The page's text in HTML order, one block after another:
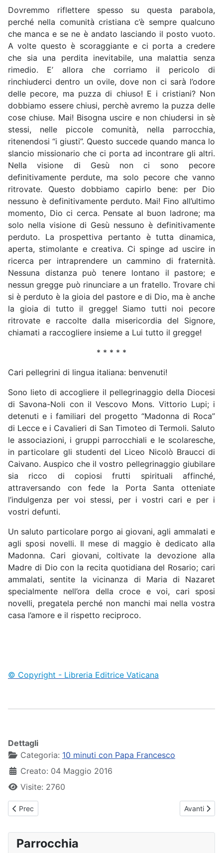
Dovremmo riflettere spesso su questa parabola,
perché nella comunità cristiana c’è sempre qualcuno
che manca e se ne è andato lasciando il posto vuoto.
A volte questo è scoraggiante e ci porta a credere
che sia una perdita inevitabile, una malattia senza
rimedio. E’ allora che corriamo il pericolo di
rinchiuderci dentro un ovile, dove non ci sarà l’odore
delle pecore, ma puzza di chiuso! E i cristiani? Non
dobbiamo essere chiusi, perchè avremo la puzza delle
cose chiuse. Mai! Bisogna uscire e non chiudersi in sè
stessi, nelle piccole comunità, nella parrocchia,
ritenendosi “i giusti”. Questo succede quando manca lo
slancio missionario che ci porta ad incontrare gli altri.
Nella visione di Gesù non ci sono pecore
definitivamente perdute, ma solo pecore che vanno
ritrovate. Questo dobbiamo capirlo bene: per Dio
nessuno è definitivamente perduto. Mai! Fino all’ultimo
momento, Dio ci cerca. Pensate al buon ladrone; ma
solo nella visione di Gesù nessuno è definitivamente
perduto. La prospettiva pertanto è tutta dinamica,
aperta, stimolante e creativa. Ci spinge ad uscire in
ricerca per intraprendere un cammino di fraternità.
Nessuna distanza può tenere lontano il pastore; e
nessun gregge può rinunciare a un fratello. Trovare chi
si è perduto è la gioia del pastore e di Dio, ma è anche
la gioia di tutto il gregge! Siamo tutti noi pecore
ritrovate e raccolte dalla misericordia del Signore,
chiamati a raccogliere insieme a Lui tutto il gregge!
* * * * *
Cari pellegrini di lingua italiana: benvenuti!
Sono lieto di accogliere il pellegrinaggio della Diocesi
di Savona-Noli con il Vescovo Mons. Vittorio Lupi; i
detenuti e i familiari del progetto “Madonna di Roca”
di Lecce e i Cavalieri di San Timoteo di Termoli. Saluto
le associazioni, i gruppi parrocchiali e le scolaresche,
in particolare gli studenti del Liceo Nicolò Braucci di
Caivano. Auspico che il vostro pellegrinaggio giubilare
sia ricco di copiosi frutti spirituali affinché,
attraversando con fede la Porta Santa otteniate
l’indulgenza per voi stessi, per i vostri cari e per i
vostri defunti.
Un saluto particolare porgo ai giovani, agli ammalati e
agli sposi novelli. Il mese di maggio è dedicato alla
Madonna. Cari giovani, coltivate la devozione alla
Madre di Dio con la recita quotidiana del Rosario; cari
ammalati, sentite la vicinanza di Maria di Nazaret
specialmente nell’ora della croce e voi, cari sposi
novelli, pregatela perché non manchi mai nella vostra
casa l’amore e il rispetto reciproco.
© Copyright - Libreria Editrice Vaticana
Dettagli
Categoria: 10 minuti con Papa Francesco
Creato: 04 Maggio 2016
Visite: 2760
Articolo precedente: Papa Francesco - Udienza Generale - 04-
Prec Articolo
Avanti
Parrocchia